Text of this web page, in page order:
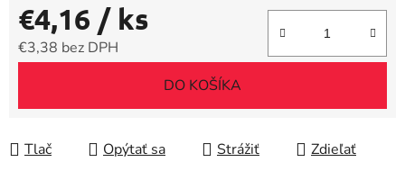
€4,16 / ks
€3,38 bez DPH
DO KOŠÍKA
Tlač Opýtať sa Strážiť Zdieľať